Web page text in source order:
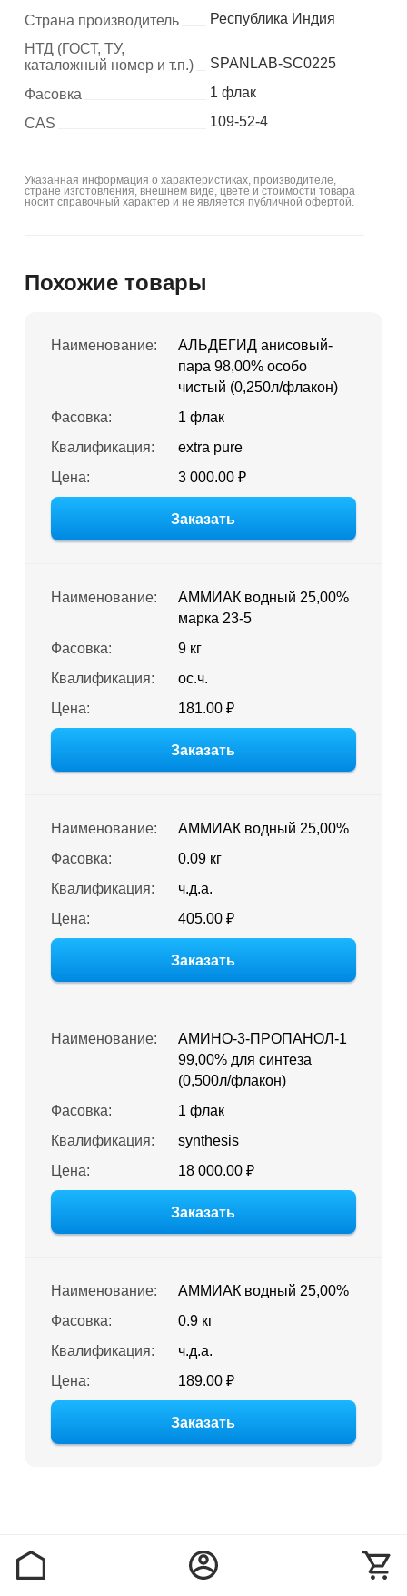
Страна производитель
Республика Индия
НТД (ГОСТ, ТУ,
каталожный номер и т.п.)
SPANLAB-SC0225
Фасовка
1 флак
CAS
109-52-4
Указанная информация о характеристиках, производителе,
стране изготовления, внешнем виде, цвете и стоимости товара
носит справочный характер и не является публичной офертой.
Похожие товары
Наименование:
АЛЬДЕГИД анисовый-
пара 98,00% особо
чистый (0,250л/флакон)
Фасовка:
1 флак
Квалификация:
extra pure
Цена:
3 000.00 ₽
Заказать
Наименование:
АММИАК водный 25,00%
марка 23-5
Фасовка:
9 кг
Квалификация:
ос.ч.
Цена:
181.00 ₽
Заказать
Наименование:
АММИАК водный 25,00%
Фасовка:
0.09 кг
Квалификация:
ч.д.а.
Цена:
405.00 ₽
Заказать
Наименование:
АМИНО-3-ПРОПАНОЛ-1
99,00% для синтеза
(0,500л/флакон)
Фасовка:
1 флак
Квалификация:
synthesis
Цена:
18 000.00 ₽
Заказать
Наименование:
АММИАК водный 25,00%
Фасовка:
0.9 кг
Квалификация:
ч.д.а.
Цена:
189.00 ₽
Заказать